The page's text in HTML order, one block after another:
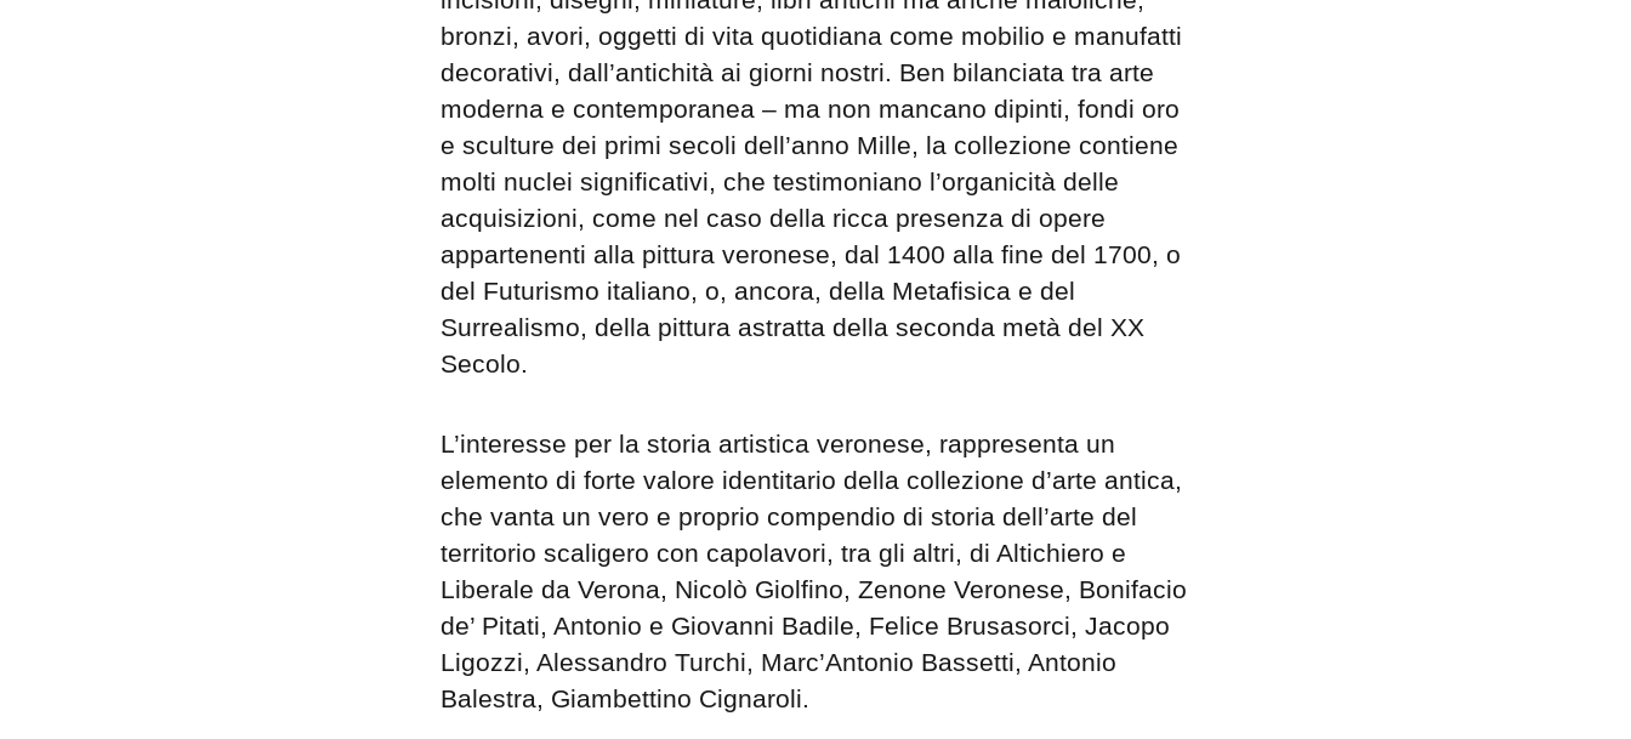
bronzi, avori, oggetti di vita quotidiana come mobilio e manufatti
decorativi, dall’antichità ai giorni nostri. Ben bilanciata tra arte
moderna e contemporanea – ma non mancano dipinti, fondi oro
e sculture dei primi secoli dell’anno Mille, la collezione contiene
molti nuclei significativi, che testimoniano l’organicità delle
acquisizioni, come nel caso della ricca presenza di opere
appartenenti alla pittura veronese, dal 1400 alla fine del 1700, o
del Futurismo italiano, o, ancora, della Metafisica e del
Surrealismo, della pittura astratta della seconda metà del XX
Secolo.
L’interesse per la storia artistica veronese, rappresenta un
elemento di forte valore identitario della collezione d’arte antica,
che vanta un vero e proprio compendio di storia dell’arte del
territorio scaligero con capolavori, tra gli altri, di Altichiero e
Liberale da Verona, Nicolò Giolfino, Zenone Veronese, Bonifacio
de’ Pitati, Antonio e Giovanni Badile, Felice Brusasorci, Jacopo
Ligozzi, Alessandro Turchi, Marc’Antonio Bassetti, Antonio
Balestra, Giambettino Cignaroli.